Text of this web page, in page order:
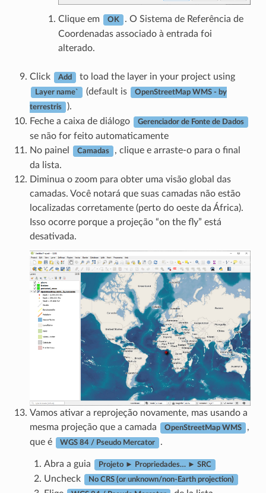
Clique em OK
. O Sistema de Referência de
Coordenadas associado à entrada foi
alterado.
Click Add to load the layer in your project using
Layer name` (default is OpenStreetMap WMS - by
terrestris
).
Feche a caixa de diálogo
Gerenciador de Fonte de Dados
se não for feito automaticamente
No painel
Camadas
, clique e arraste-o para o final
da lista.
Diminua o zoom para obter uma visão global das
camadas. Você notará que suas camadas não estão
localizadas corretamente (perto do oeste da África).
Isso ocorre porque a projeção “on the fly” está
desativada.
Vamos ativar a reprojeção novamente, mas usando a
mesma projeção que a camada
OpenStreetMap WMS
,
que é
WGS 84 / Pseudo Mercator .
Abra a guia Projeto ► Propriedades… ► SRC
Uncheck No CRS (or unknown/non-Earth projection)